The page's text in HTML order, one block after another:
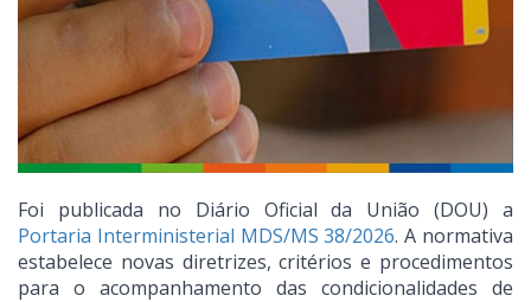
Foi publicada no Diário Oficial da União (DOU) a
Portaria Interministerial MDS/MS 38/2026. A normativa
estabelece novas diretrizes, critérios e procedimentos
para o acompanhamento das condicionalidades de